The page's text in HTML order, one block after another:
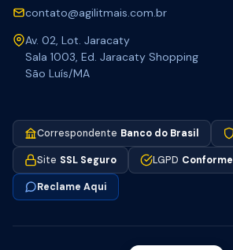
contato@agilitmais.com.br
Av. 02, Lot. Jaracaty
Sala 1003, Ed. Jaracaty Shopping
São Luís/MA
Correspondente Banco do Brasil
Site SSL Seguro LGPD Conforme
Reclame Aqui